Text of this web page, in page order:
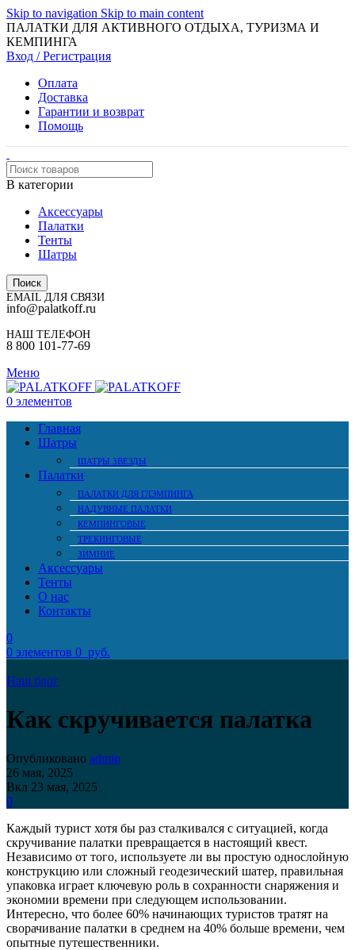
Skip to navigation Skip to main content
ПАЛАТКИ ДЛЯ АКТИВНОГО ОТДЫХА, ТУРИЗМА И
КЕМПИНГА
Вход / Регистрация
Оплата
Доставка
Гарантии и возврат
Помощь
В категории
Аксессуары
Палатки
Тенты
Шатры
Поиск
EMAIL ДЛЯ СВЯЗИ
info@palatkoff.ru
НАШ ТЕЛЕФОН
8 800 101-77-69
Меню
0 элементов
Главная
Шатры
ШАТРЫ ЗВЕЗДЫ
Палатки
ПАЛАТКИ ДЛЯ ГЛЭМПИНГА
НАДУВНЫЕ ПАЛАТКИ
КЕМПИНГОВЫЕ
ТРЕКИНГОВЫЕ
ЗИМНИЕ
Аксессуары
Тенты
О нас
Контакты
0
0 элементов 0 руб.
Наш блог
Как скручивается палатка
Опубликовано admin
26 мая, 2025
Вкл 23 мая, 2025
0
Каждый турист хотя бы раз сталкивался с ситуацией, когда
скручивание палатки превращается в настоящий квест.
Независимо от того, используете ли вы простую однослойную
конструкцию или сложный геодезический шатер, правильная
упаковка играет ключевую роль в сохранности снаряжения и
экономии времени при следующем использовании.
Интересно, что более 60% начинающих туристов тратят на
сворачивание палатки в среднем на 40% больше времени, чем
опытные путешественники.